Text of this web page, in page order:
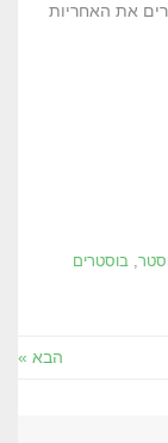
את האחריות
, בוסטרים
הבא »